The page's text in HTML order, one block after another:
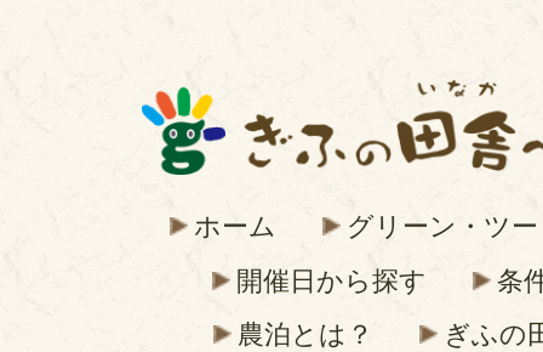
ホーム
グリーン・ツ
開催日から探す
条
農泊とは？
ぎふの